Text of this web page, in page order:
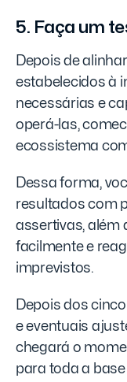
5. Faça um
Depois de
estabelecidos à
necessárias e
operá-las,
ecossistema
Dessa forma,
resultados com
assertivas, além
facilmente e
imprevistos.
Depois dos
e eventuais
chegará o
para toda a